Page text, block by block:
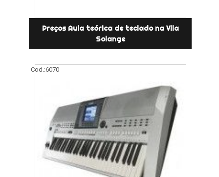
Preços Aula teórica de teclado na Vila
Solange
Cod.:6070